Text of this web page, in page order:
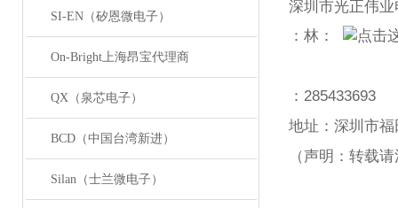
SI-EN（矽恩微电子）
On-Bright上海昂宝代理商
QX（泉芯电子）
BCD（中国台湾新进）
Silan（士兰微电子）
深圳市光正伟
：林：
： 285433693
地址：深圳市
（声明：转载